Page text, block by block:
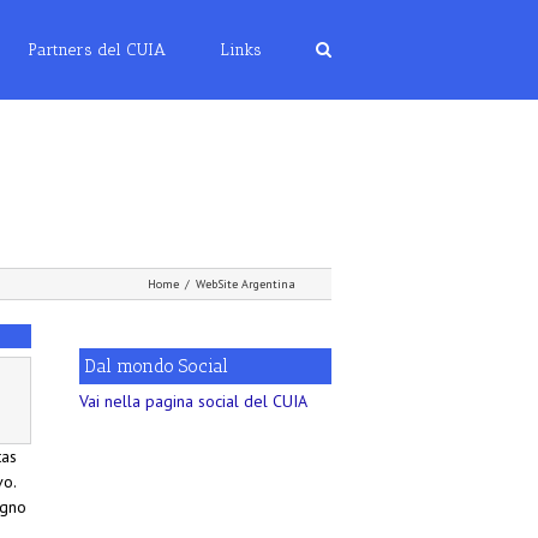
Partners del CUIA Links
Home / WebSite Argentina
Dal mondo Social
Vai nella pagina social del CUIA